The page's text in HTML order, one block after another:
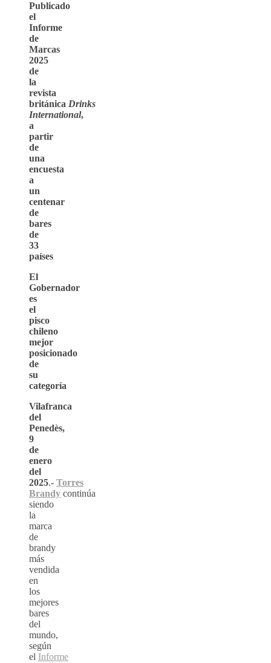
Publicado
el
Informe
de
Marcas
2025
de
la
revista
británica Drinks
International,
a
partir
de
una
encuesta
a
un
centenar
de
bares
de
33
países
El
Gobernador
es
el
pisco
chileno
mejor
posicionado
de
su
categoría
Vilafranca
del
Penedès,
9
de
enero
del
2025.- Torres
Brandy continúa
siendo
la
marca
de
brandy
más
vendida
en
los
mejores
bares
del
mundo,
según
el Informe